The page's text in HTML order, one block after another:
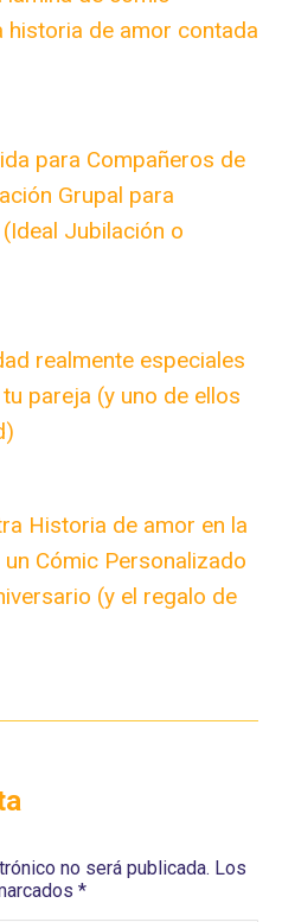
historia de amor contada
para Compañeros de
Grupal para
Jubilación o
realmente especiales
pareja (y uno de ellos
Historia de amor en la
Cómic Personalizado
(y el regalo de
no será publicada. Los
*